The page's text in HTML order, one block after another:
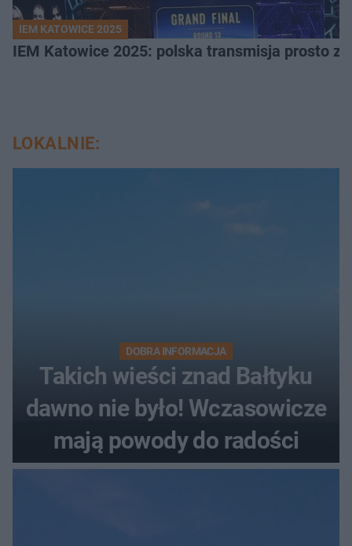
IEM KATOWICE 2025
IEM Katowice 2025: polska transmisja prosto
LOKALNIE:
DOBRA INFORMACJA
Takich wieści znad Bałtyku
dawno nie było! Wczasowicze
mają powody do radości